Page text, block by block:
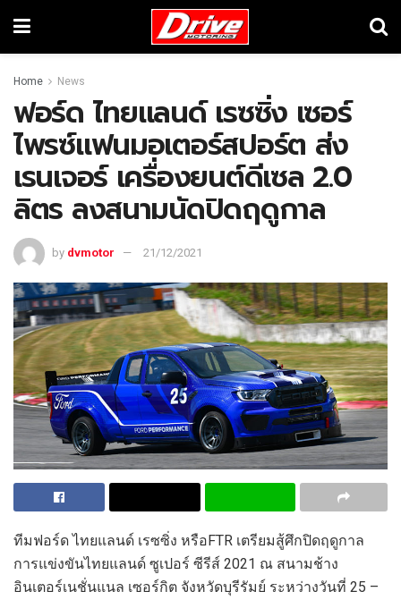
Home News
ฟอร์ด ไทยแลนด์ เรซซิ่ง เซอร์
ไพรซ์แฟนมอเตอร์สปอร์ต ส่ง
เรนเจอร์ เครื่องยนต์ดีเซล 2.0
ลิตร ลงสนามนัดปิดฤดูกาล
by dvmotor 21/12/2021
ทีมฟอร์ด ไทยแลนด์ เรซซิ่ง หรือFTR เตรียมสู้ศึกปิดฤดูกาล
การแข่งขันไทยแลนด์ ซูเปอร์ ซีรีส์ 2021 ณ สนามช้าง
อินเตอร์เนชั่นแนล เซอร์กิต จังหวัดบุรีรัมย์ ระหว่างวันที่ 25 –